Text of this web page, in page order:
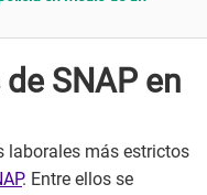
SNAP en
laborales más estrictos
. Entre ellos se